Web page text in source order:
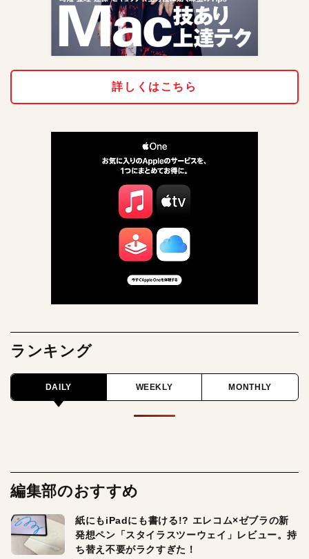
詳しくはこちら
ランキング
DAILY WEEKLY MONTHLY
編集部のおすすめ
紙にもiPadにも書ける!? エレコム×ゼブラの新
発想ペン「スタイラスツーウェイ」レビュー。持
ち替え不要がラクすぎた！